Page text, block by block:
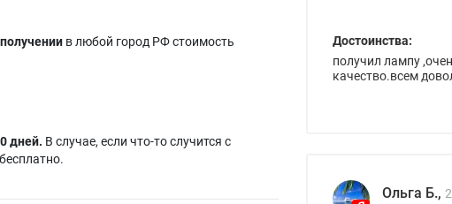
Достоинства:
получил лампу
качество.всем
Ольга Б.,
получении в любой город РФ стоимость
дней. В случае, если что-то случится с